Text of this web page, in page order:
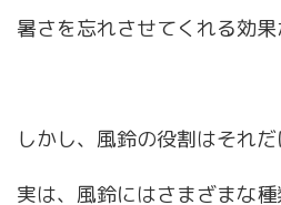
暑さを忘れさせてくれる効果
しかし、風鈴の役割はそれだ
実は、風鈴にはさまざまな種